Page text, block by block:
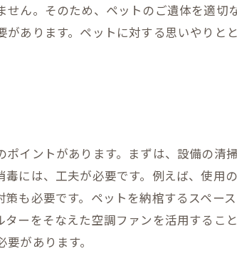
ん。そのため、ペットのご遺体を適切
あります。ペットに対する思いやりと
イントがあります。まずは、設備の清
には、工夫が必要です。例えば、使用
も必要です。ペットを納棺するスペー
ーをそなえた空調ファンを活用するこ
があります。